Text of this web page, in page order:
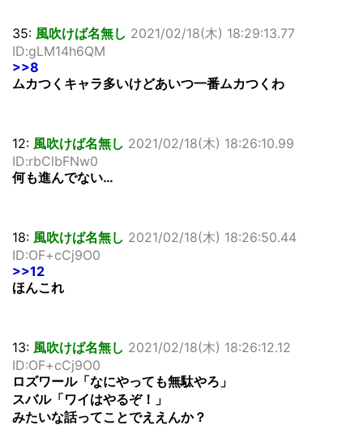
35: 風吹けば名無し 2021/02/18(木) 18:29:13.77
ID:gLM14h6QM
>>8
ムカつくキャラ多いけどあいつ一番ムカつくわ
12: 風吹けば名無し 2021/02/18(木) 18:26:10.99
ID:rbClbFNw0
何も進んでない…
18: 風吹けば名無し 2021/02/18(木) 18:26:50.44
ID:OF+cCj9O0
>>12
ほんこれ
13: 風吹けば名無し 2021/02/18(木) 18:26:12.12
ID:OF+cCj9O0
ロズワール「なにやっても無駄やろ」
スバル「ワイはやるぞ！」
みたいな話ってことでええんか？